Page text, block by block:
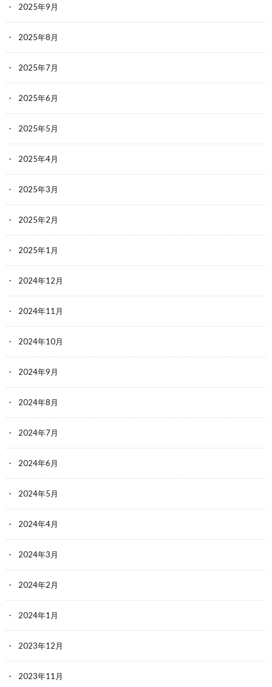
2025年9月
2025年8月
2025年7月
2025年6月
2025年5月
2025年4月
2025年3月
2025年2月
2025年1月
2024年12月
2024年11月
2024年10月
2024年9月
2024年8月
2024年7月
2024年6月
2024年5月
2024年4月
2024年3月
2024年2月
2024年1月
2023年12月
2023年11月